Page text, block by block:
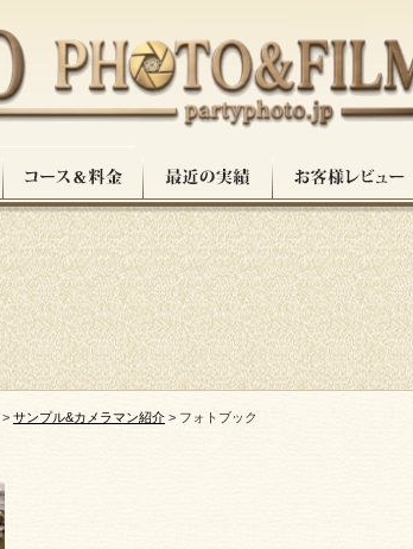
> サンプル&カメラマン紹介 > フォトブック